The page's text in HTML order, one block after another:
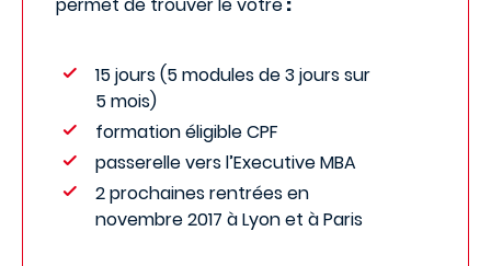
15 jours (5 modules de 3 jours sur
5 mois)
formation éligible CPF
passerelle vers l’Executive MBA
2 prochaines rentrées en
novembre 2017 à Lyon et à Paris